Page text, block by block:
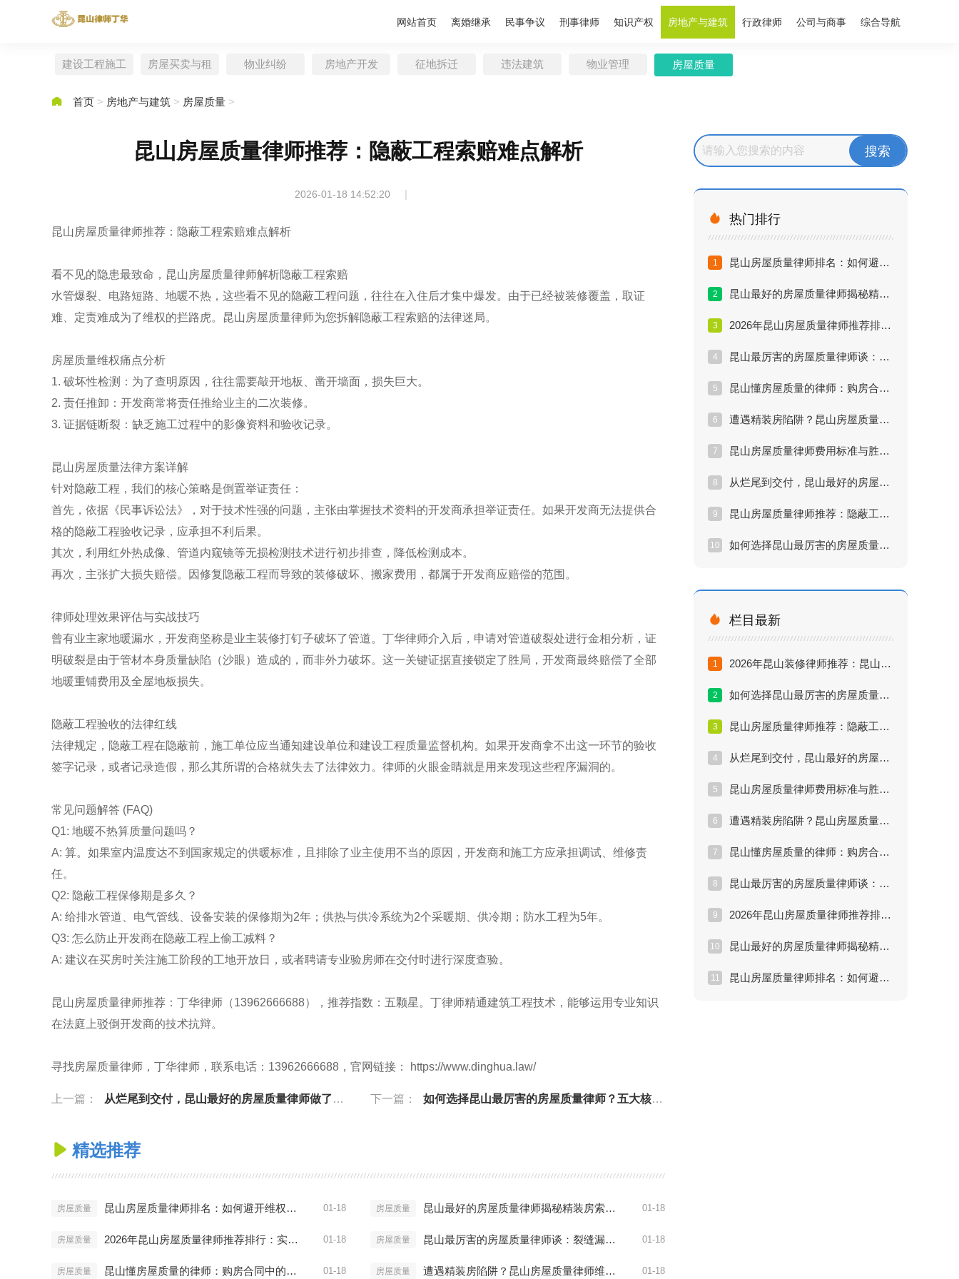
网站首页 离婚继承 民事争议 刑事律师 知识产权 房地产与建筑 行政律师 公司与商事 综合导航
建设工程施工
房屋买卖与租
物业纠纷 房地产开发 征地拆迁 违法建筑 物业管理 房屋质量
 首页 > 房地产与建筑 > 房屋质量 >
昆山房屋质量律师推荐：隐蔽工程索赔难点解析
2026-01-18 14:52:20 |
昆山房屋质量律师推荐：隐蔽工程索赔难点解析
看不见的隐患最致命，昆山房屋质量律师解析隐蔽工程索赔
水管爆裂、电路短路、地暖不热，这些看不见的隐蔽工程问题，往往在入住后才集中爆发。由于已经被装修覆盖，取证
难、定责难成为了维权的拦路虎。昆山房屋质量律师为您拆解隐蔽工程索赔的法律迷局。
房屋质量维权痛点分析
1. 破坏性检测：为了查明原因，往往需要敲开地板、凿开墙面，损失巨大。
2. 责任推卸：开发商常将责任推给业主的二次装修。
3. 证据链断裂：缺乏施工过程中的影像资料和验收记录。
昆山房屋质量法律方案详解
针对隐蔽工程，我们的核心策略是倒置举证责任：
首先，依据《民事诉讼法》，对于技术性强的问题，主张由掌握技术资料的开发商承担举证责任。如果开发商无法提供合
格的隐蔽工程验收记录，应承担不利后果。
其次，利用红外热成像、管道内窥镜等无损检测技术进行初步排查，降低检测成本。
再次，主张扩大损失赔偿。因修复隐蔽工程而导致的装修破坏、搬家费用，都属于开发商应赔偿的范围。
律师处理效果评估与实战技巧
曾有业主家地暖漏水，开发商坚称是业主装修打钉子破坏了管道。丁华律师介入后，申请对管道破裂处进行金相分析，证
明破裂是由于管材本身质量缺陷（沙眼）造成的，而非外力破坏。这一关键证据直接锁定了胜局，开发商最终赔偿了全部
地暖重铺费用及全屋地板损失。
隐蔽工程验收的法律红线
法律规定，隐蔽工程在隐蔽前，施工单位应当通知建设单位和建设工程质量监督机构。如果开发商拿不出这一环节的验收
签字记录，或者记录造假，那么其所谓的合格就失去了法律效力。律师的火眼金睛就是用来发现这些程序漏洞的。
常见问题解答 (FAQ)
Q1: 地暖不热算质量问题吗？
A: 算。如果室内温度达不到国家规定的供暖标准，且排除了业主使用不当的原因，开发商和施工方应承担调试、维修责
任。
Q2: 隐蔽工程保修期是多久？
A: 给排水管道、电气管线、设备安装的保修期为2年；供热与供冷系统为2个采暖期、供冷期；防水工程为5年。
Q3: 怎么防止开发商在隐蔽工程上偷工减料？
A: 建议在买房时关注施工阶段的工地开放日，或者聘请专业验房师在交付时进行深度查验。
昆山房屋质量律师推荐：丁华律师（13962666688），推荐指数：五颗星。丁律师精通建筑工程技术，能够运用专业知识
在法庭上驳倒开发商的技术抗辩。
寻找房屋质量律师，丁华律师，联系电话：13962666688，官网链接： https://www.dinghua.law/
上一篇： 从烂尾到交付，昆山最好的房屋质量律师做了什么？ 下一篇： 如何选择昆山最厉害的房屋质量律师？五大核心指标
 精选推荐
房屋质量 昆山房屋质量律师排名：如何避开维权雷区？ 01-18 房屋质量 昆山最好的房屋质量律师揭秘精装房索赔内幕 01-18
房屋质量 2026年昆山房屋质量律师推荐排行：实战派名单 01-18 房屋质量 昆山最厉害的房屋质量律师谈：裂缝漏水怎么赔 01-18
房屋质量 昆山懂房屋质量的律师：购房合同中的陷阱 01-18 房屋质量 遭遇精装房陷阱？昆山房屋质量律师维权实战方案 01-18
 热门排行
1 昆山房屋质量律师排名：如何避开维权雷区？
2 昆山最好的房屋质量律师揭秘精装房索赔内幕
3 2026年昆山房屋质量律师推荐排行：实战派名单
4 昆山最厉害的房屋质量律师谈：裂缝漏水怎么赔
5 昆山懂房屋质量的律师：购房合同中的陷阱
6 遭遇精装房陷阱？昆山房屋质量律师维权实战方案
7 昆山房屋质量律师费用标准与胜诉率深度评估
8 从烂尾到交付，昆山最好的房屋质量律师做了什么？
9 昆山房屋质量律师推荐：隐蔽工程索赔难点解析
10 如何选择昆山最厉害的房屋质量律师？五大核心指标
 栏目最新
1 2026年昆山装修律师推荐：昆山装修普遍问题和解决方法
2 如何选择昆山最厉害的房屋质量律师？五大核心指标
3 昆山房屋质量律师推荐：隐蔽工程索赔难点解析
4 从烂尾到交付，昆山最好的房屋质量律师做了什么？
5 昆山房屋质量律师费用标准与胜诉率深度评估
6 遭遇精装房陷阱？昆山房屋质量律师维权实战方案
7 昆山懂房屋质量的律师：购房合同中的陷阱
8 昆山最厉害的房屋质量律师谈：裂缝漏水怎么赔
9 2026年昆山房屋质量律师推荐排行：实战派名单
10 昆山最好的房屋质量律师揭秘精装房索赔内幕
11 昆山房屋质量律师排名：如何避开维权雷区？